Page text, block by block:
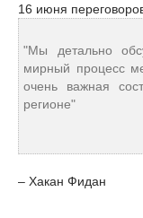
16 июня
"Мы детально
мирный процесс
очень важная
регионе"
– Хакан Фидан